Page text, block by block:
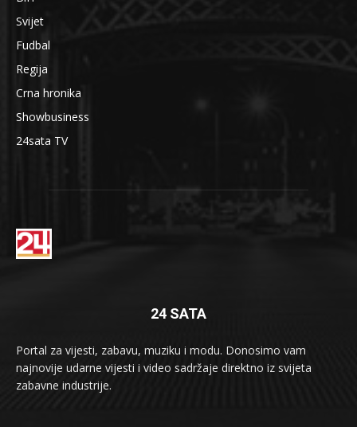
Svijet
Fudbal
Regija
Crna hronika
Showbusiness
24sata TV
24 SATA
Portal za vijesti, zabavu, muziku i modu. Donosimo vam
najnovije udarne vijesti i video sadržaje direktno iz svijeta
zabavne industrije.